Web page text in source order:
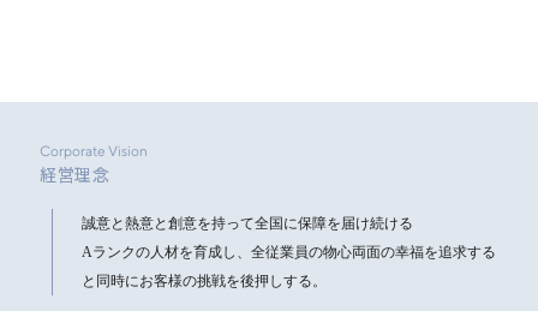
Corporate Vision
経営理念
誠意と熱意と創意を持って全国に保障を届け続ける
Aランクの人材を育成し、 全従業員の物心両面の幸福を追求する
と同時にお客様の挑戦を後押しする。